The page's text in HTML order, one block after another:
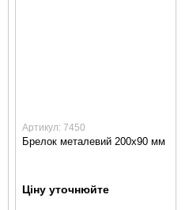
Артикул: 7450
Брелок металевий 200х90 мм
Ціну уточнюйте